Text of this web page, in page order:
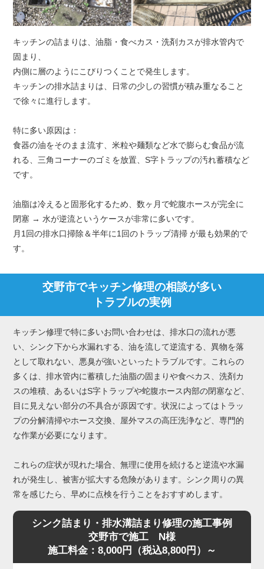
キッチンの詰まりは、油脂・食べカス・洗剤カスが排水管内で
固まり、
内側に層のようにこびりつくことで発生します。
キッチンの排水詰まりは、日常の少しの習慣が積み重なること
で徐々に進行します。
特に多い原因は：
食器の油をそのまま流す、米粒や麺類など水で膨らむ食品が流
れる、三角コーナーのゴミを放置、S字トラップの汚れ蓄積など
です。
油脂は冷えると固形化するため、数ヶ月で蛇腹ホースが完全に
閉塞 → 水が逆流というケースが非常に多いです。
月1回の排水口掃除＆半年に1回のトラップ清掃 が最も効果的で
す。
交野市でキッチン修理の相談が多い
トラブルの実例
キッチン修理で特に多いお問い合わせは、排水口の流れが悪
い、シンク下から水漏れする、油を流して逆流する、異物を落
として取れない、悪臭が強いといったトラブルです。これらの
多くは、排水管内に蓄積した油脂の固まりや食べカス、洗剤カ
スの堆積、あるいはS字トラップや蛇腹ホース内部の閉塞など、
目に見えない部分の不具合が原因です。状況によってはトラッ
プの分解清掃やホース交換、屋外マスの高圧洗浄など、専門的
な作業が必要になります。
これらの症状が現れた場合、無理に使用を続けると逆流や水漏
れが発生し、被害が拡大する危険があります。シンク周りの異
常を感じたら、早めに点検を行うことをおすすめします。
シンク詰まり・排水溝詰まり修理の施工事例
交野市で施工 N様
施工料金：8,000円（税込8,800円）～